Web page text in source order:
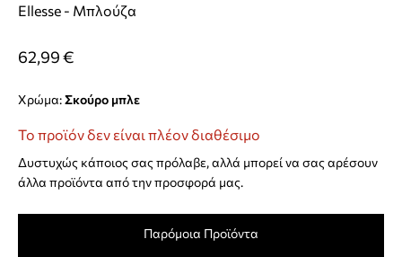
Ellesse - Μπλούζα
62,99 €
Χρώμα: σκούρο μπλε
Το προϊόν δεν είναι πλέον διαθέσιμο
Δυστυχώς κάποιος σας πρόλαβε, αλλά μπορεί να σας αρέσουν
άλλα προϊόντα από την προσφορά μας.
Παρόμοια Προϊόντα